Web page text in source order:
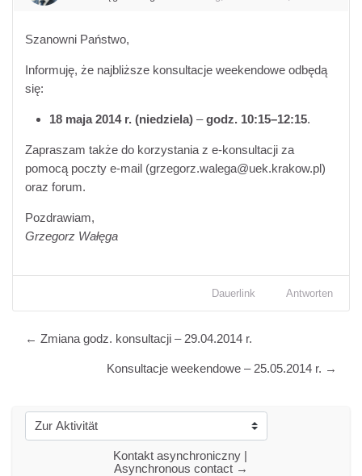
Szanowni Państwo,
Informuję, że najbliższe konsultacje weekendowe odbędą
się:
18 maja 2014 r. (niedziela) –godz. 10:15–12:15.
Zapraszam także do korzystania z e-konsultacji za
pomocą poczty e-mail (grzegorz.walega@uek.krakow.pl)
oraz forum.
Pozdrawiam,
Grzegorz Wałęga
Dauerlink Antworten
← Zmiana godz. konsultacji – 29.04.2014 r.
Konsultacje weekendowe – 25.05.2014 r. →
Zur Aktivität
Kontakt asynchroniczny |
Asynchronous contact →